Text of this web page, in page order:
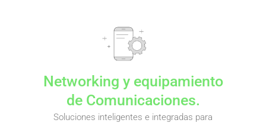
Networking y equipamiento
de Comunicaciones.
Soluciones inteligentes e integradas para